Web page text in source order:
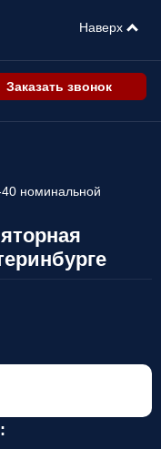
Заказать звонок
40 номинальной
Наверх